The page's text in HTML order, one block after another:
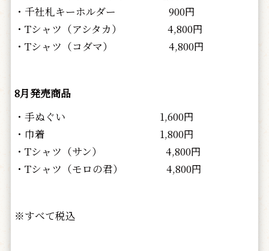
・千社札キーホルダー 900円
・Tシャツ（アシタカ） 4,800円
・Tシャツ（コダマ） 4,800円
8月発売商品
・手ぬぐい 1,600円
・巾着 1,800円
・Tシャツ（サン） 4,800円
・Tシャツ（モロの君） 4,800円
※すべて税込